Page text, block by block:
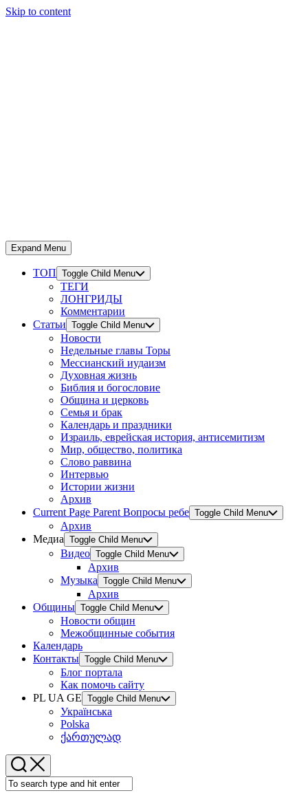
Skip to content
Expand Menu
ТОП Toggle Child Menu
ТЕГИ
ЛОНГРИДЫ
Комментарии
Статьи Toggle Child Menu
Новости
Недельные главы Торы
Мессианский иудаизм
Духовная жизнь
Библия и богословие
Община и церковь
Семья и брак
Календарь и праздники
Израиль, еврейская история, антисемитизм
Мир, общество, политика
Слово раввина
Интервью
Истории жизни
Архив
Current Page Parent Вопросы ребе Toggle Child Menu
Архив
Медиа Toggle Child Menu
Видео Toggle Child Menu
Архив
Музыка Toggle Child Menu
Архив
Общины Toggle Child Menu
Новости общин
Межобщинные события
Календарь
Контакты Toggle Child Menu
Блог портала
Как помочь сайту
PL UA GE Toggle Child Menu
Українська
Polska
ქართულად